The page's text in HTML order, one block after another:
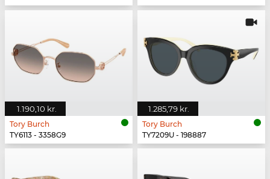
1.190,10 kr.
Tory Burch
TY6113 - 3358G9
1.285,79 kr.
Tory Burch
TY7209U - 198887